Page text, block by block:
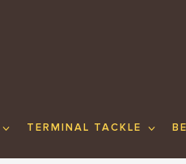
TERMINAL TACKLE